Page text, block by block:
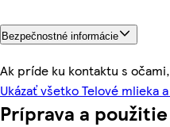
Bezpečnostné informácie
Ak príde ku kontaktu s
Ukázať všetko Telové mlieka
Príprava a použitie